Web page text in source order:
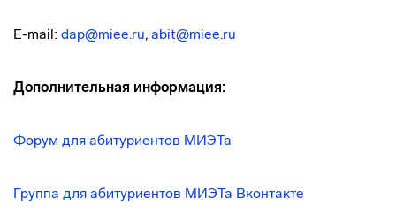
E-mail: dap@miee.ru, abit@miee.ru
Дополнительная информация:
Форум для абитуриентов МИЭТа
Группа для абитуриентов МИЭТа Вконтакте